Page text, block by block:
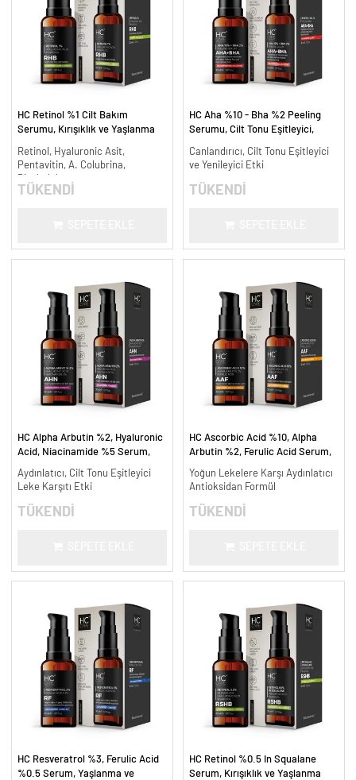
HC Retinol %1 Cilt Bakım
Serumu, Kırışıklık ve Yaşlanma
Retinol, Hyaluronic Asit,
Pentavitin, A. Colubrina,
Bisabolol
TÜKENDİ
HC Aha %10 - Bha %2 Peeling
Serumu, Cilt Tonu Eşitleyici,
Canlandırıcı, Cilt Tonu Eşitleyici
ve Yenileyici Etki
TÜKENDİ
HC Alpha Arbutin %2, Hyaluronic
Acid, Niacinamide %5 Serum,
ml.
Aydınlatıcı, Cilt Tonu Eşitleyici
Leke Karşıtı Etki
TÜKENDİ
HC Ascorbic Acid %10, Alpha
Arbutin %2, Ferulic Acid Serum,
ml.
Yoğun Lekelere Karşı Aydınlatıcı
Antioksidan Formül
TÜKENDİ
HC Resveratrol %3, Ferulic Acid
%0.5 Serum, Yaşlanma ve
HC Retinol %0.5 In Squalane
Serum, Kırışıklık ve Yaşlanma